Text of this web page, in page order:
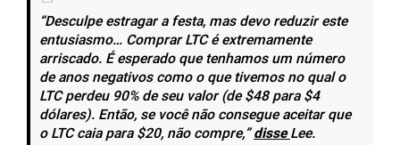
“Desculpe estragar a festa, mas devo reduzir este
entusiasmo… Comprar LTC é extremamente
arriscado. É esperado que tenhamos um número
de anos negativos como o que tivemos no qual o
LTC perdeu 90% de seu valor (de $48 para $4
dólares). Então, se você não consegue aceitar que
o LTC caia para $20, não compre,”disseLee.